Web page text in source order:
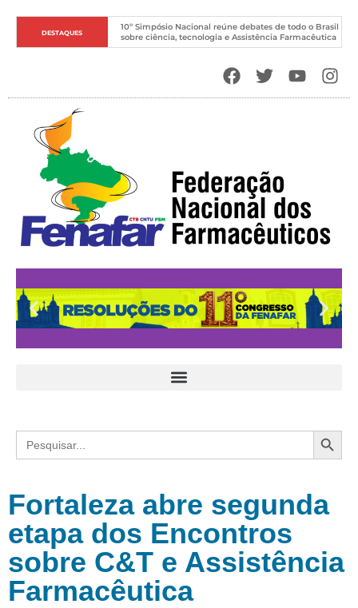
DESTAQUES
10º Simpósio Nacional reúne debates de todo o Brasil
sobre ciência, tecnologia e Assistência Farmacêutica
Search
for:
Fortaleza abre segunda
etapa dos Encontros
sobre C&T e Assistência
Farmacêutica